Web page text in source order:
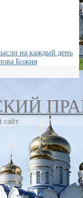
на каждый день
Божия
сайт